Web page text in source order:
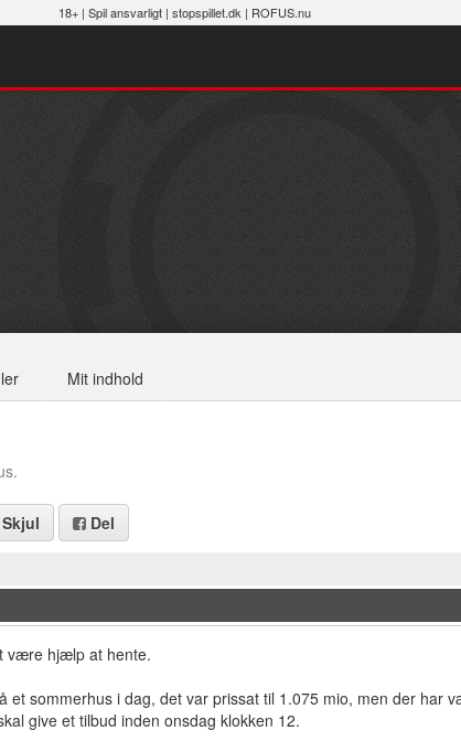
18+ | Spil ansvarligt| stopspillet.dk | ROFUS.nu
Mit indhold
Skjul Del
være hjælp at hente.
et sommerhus i dag, det var prissat til 1.075 mio, men der har
give et tilbud inden onsdag klokken 12.